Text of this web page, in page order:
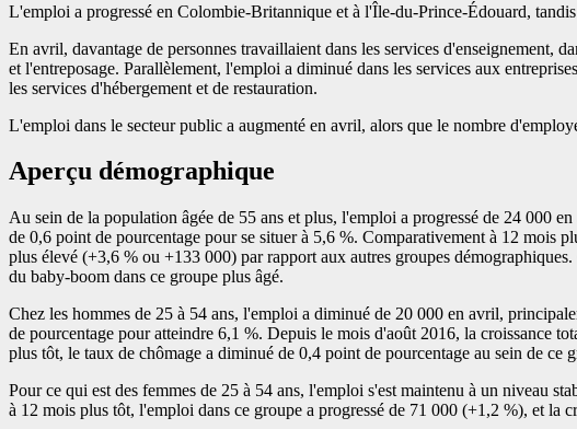
L'emploi a progressé en Colombie-Britannique et à l'Île-du-Prince-Édouard,
En avril, davantage de personnes travaillaient dans les services d'enseignement,
et l'entreposage. Parallèlement, l'emploi a diminué dans les services aux
les services d'hébergement et de restauration.
L'emploi dans le secteur public a augmenté en avril, alors que le nombre
Aperçu démographique
Au sein de la population âgée de 55 ans et plus, l'emploi a progressé de 24 000
de 0,6 point de pourcentage pour se situer à 5,6 %. Comparativement à 12 mois
plus élevé (+3,6 % ou +133 000) par rapport aux autres groupes
du baby-boom dans ce groupe plus âgé.
Chez les hommes de 25 à 54 ans, l'emploi a diminué de 20 000 en avril,
de pourcentage pour atteindre 6,1 %. Depuis le mois d'août 2016, la croissance
plus tôt, le taux de chômage a diminué de 0,4 point de pourcentage au sein de ce
Pour ce qui est des femmes de 25 à 54 ans, l'emploi s'est maintenu à un niveau
à 12 mois plus tôt, l'emploi dans ce groupe a progressé de 71 000 (+1,2 %), et la